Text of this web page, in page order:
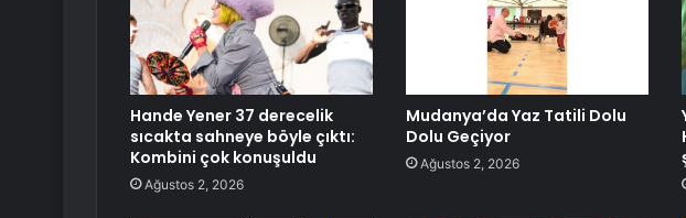
Hande Yener 37 derecelik
sıcakta sahneye böyle çıktı:
Kombini çok konuşuldu
Ağustos 2, 2026
Mudanya’da Yaz Tatili Dolu
Dolu Geçiyor
Ağustos 2, 2026